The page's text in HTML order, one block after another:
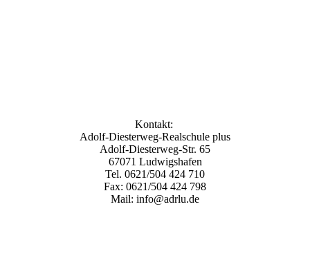
Kontakt:
Adolf-Diesterweg-Realschule plus
Adolf-Diesterweg-Str. 65
67071 Ludwigshafen
Tel. 0621/504 424 710
Fax: 0621/504 424 798
Mail: info@adrlu.de